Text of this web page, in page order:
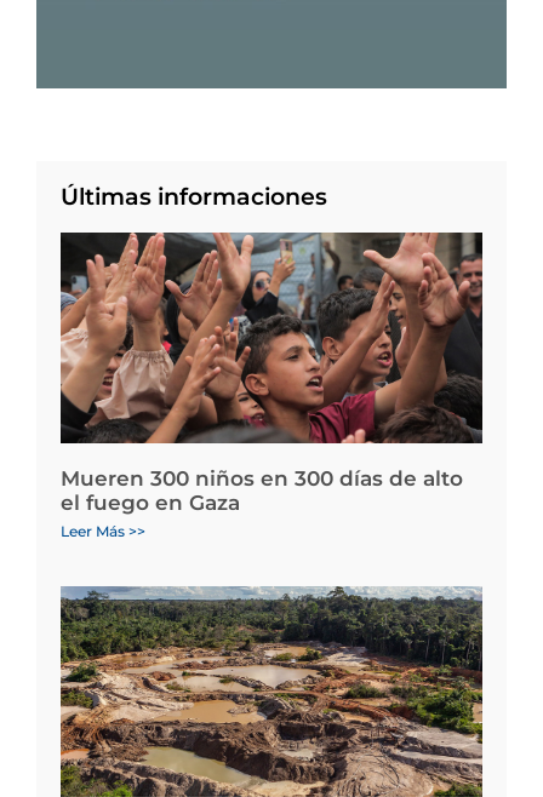
Últimas informaciones
Mueren 300 niños en 300 días de alto
el fuego en Gaza
Leer Más >>